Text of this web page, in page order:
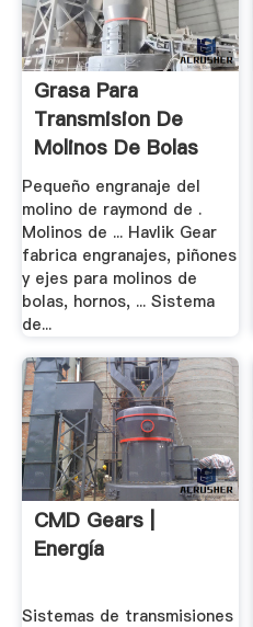
Grasa Para
Transmision De
Molinos De Bolas
Pequeño engranaje del
molino de raymond de .
Molinos de ... Havlik Gear
fabrica engranajes, piñones
y ejes para molinos de
bolas, hornos, ... Sistema
de...
CMD Gears |
Energía
Sistemas de transmisiones